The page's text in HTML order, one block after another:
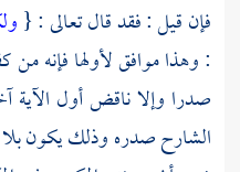
فإن قيل : فقد قال تعالى : {
: وهذا موافق لأولها فإنه
صدرا وإلا ناقض أول الآية
الشارح صدره وذلك يكون بلا